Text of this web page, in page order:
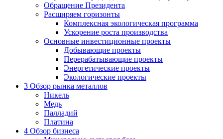
Обращение Президента
Расширяем горизонты
Комплексная экологическая программа
Ускорение роста производства
Основные инвестиционные проекты
Добывающие проекты
Перерабатывающие проекты
Энергетические проекты
Экологические проекты
3 Обзор рынка металлов
Никель
Медь
Палладий
Платина
4 Обзор бизнеса